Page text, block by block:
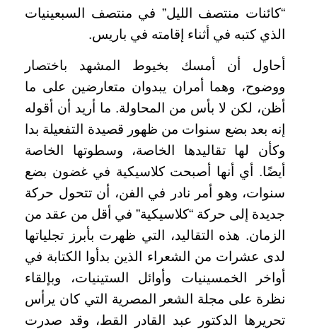
“كائنات منتصف الليل” في منتصف السبعينيات
الذي كتبه في أثناء إقامته في باريس.
أحاول أن أمسك بخيوط المشهد باختصار
ووضوح، وهما أمران يبدوان متعارضين على ما
أظن، لكن لا بأس من المحاولة. ما أريد أن أقوله
إنه بعد بضع سنوات من ظهور قصيدة التفعيلة بدا
وكأن لها تقاليدها الخاصة، وسطوتها الخاصة
أيضًا. أي أنها أصبحت كلاسيكية في غضون بضع
سنوات، وهو أمر نادر في الفن، أن تتحول حركة
جديدة إلى حركة “كلاسيكية” في أقل من عقد من
الزمان. هذه التقاليد، التي ظهرت بأبرز تجلياتها
لدى عشرات من الشعراء الذين بدأوا الكتابة في
أواخر الخمسينيات وأوائل الستينيات، وبإلقاء
نظرة على مجلة الشعر المصرية التي كان يرأس
تحريرها الدكتور عبد القادر القط، وقد صدرت